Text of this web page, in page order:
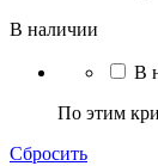
В наличии
В
По этим
Сбросить